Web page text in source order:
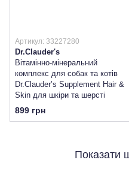
Артикул: 33227280
Dr.Clauder's
Вітамінно-мінеральний
комплекс для собак та котів
Dr.Clauder’s Supplement Hair &
Skin для шкіри та шерсті
899 грн
Показати